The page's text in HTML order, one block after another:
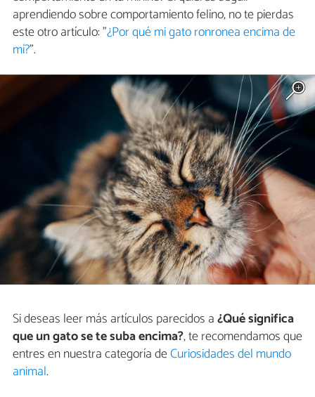
aprendiendo sobre comportamiento felino, no te pierdas
este otro artículo: "¿Por qué mi gato ronronea encima de
mí?".
Si deseas leer más artículos parecidos a¿Qué significa
que un gato se te suba encima?, te recomendamos que
entres en nuestra categoría deCuriosidades del mundo
animal.